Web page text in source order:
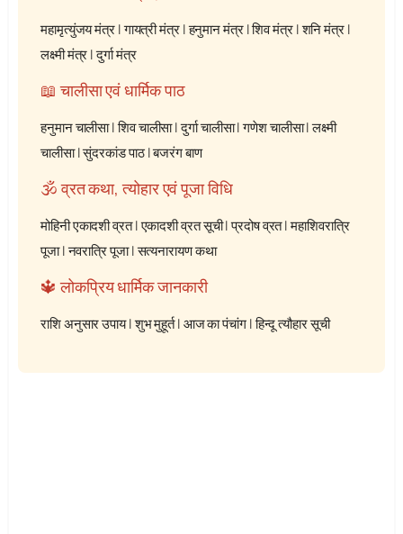
महामृत्युंजय मंत्र|गायत्री मंत्र|हनुमान मंत्र|शिव मंत्र|शनि मंत्र|
लक्ष्मी मंत्र|दुर्गा मंत्र
📖 चालीसा एवं धार्मिक पाठ
हनुमान चालीसा|शिव चालीसा|दुर्गा चालीसा|गणेश चालीसा|लक्ष्मी
चालीसा|सुंदरकांड पाठ|बजरंग बाण
🕉️ व्रत कथा, त्योहार एवं पूजा विधि
मोहिनी एकादशी व्रत|एकादशी व्रत सूची|प्रदोष व्रत|महाशिवरात्रि
पूजा|नवरात्रि पूजा|सत्यनारायण कथा
🔱 लोकप्रिय धार्मिक जानकारी
राशि अनुसार उपाय|शुभ मुहूर्त|आज का पंचांग|हिन्दू त्यौहार सूची